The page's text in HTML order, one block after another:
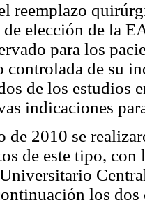
reemplazo
elección de la
para los
controlada de su
de los estudios
indicaciones
de 2010 se
de este tipo, con
los